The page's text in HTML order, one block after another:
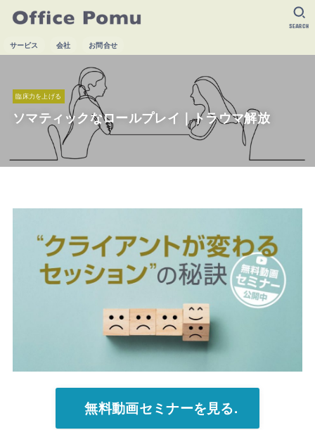
サービス 会社 お問合せ
SEARCH
臨床力を上げる
ソマティックなロールプレイ｜トラウマ解放
無料動画セミナーを見る.